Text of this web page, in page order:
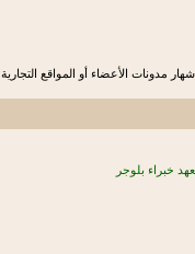
مدونات الأعضاء أو المواقع التجارية.
خبراء بلوجر